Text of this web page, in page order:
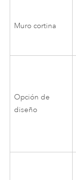
Muro cortina
Opción de
diseño